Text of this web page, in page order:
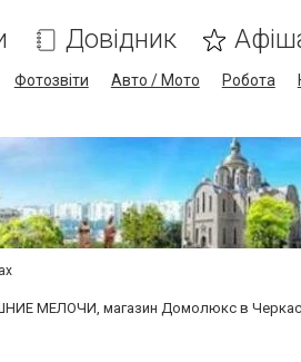
Довідник
Фотозвіти Авто / Мото Робота
МЕЛОЧИ, магазин Домолюкс в